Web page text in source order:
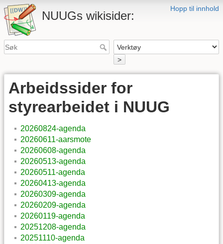
Hopp til innhold
NUUGs wikisider:
>
Arbeidssider for
styrearbeidet i NUUG
20260824-agenda
20260611-aarsmote
20260608-agenda
20260513-agenda
20260511-agenda
20260413-agenda
20260309-agenda
20260209-agenda
20260119-agenda
20251208-agenda
20251110-agenda